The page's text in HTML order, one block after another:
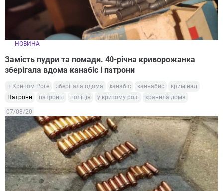
НОВИНА
Замість пудри та помади. 40-річна криворожанка
зберігала вдома канабіс і патрони
в Кривом Роге зберігала вдома канабіс каннабис
кримінал
Патрони
патроны поліція у кривому розі хранила дома
07/08/20